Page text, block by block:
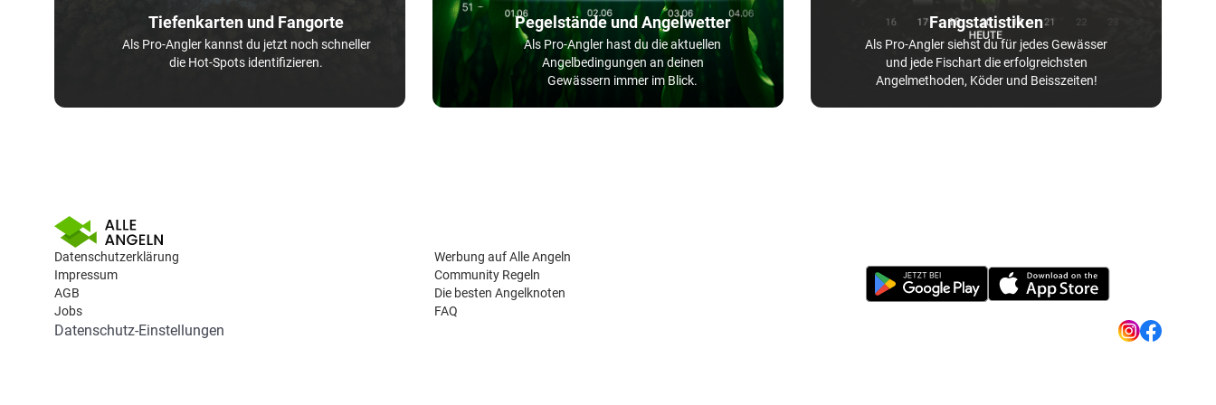
Tiefenkarten und Fangorte
Als Pro-Angler kannst du jetzt noch schneller
die Hot-Spots identifizieren.
Pegelstände und Angelwetter
Als Pro-Angler hast du die aktuellen
Angelbedingungen an deinen
Gewässern immer im Blick.
Fangstatistiken
Als Pro-Angler siehst du für jedes Gewässer
und jede Fischart die erfolgreichsten
Angelmethoden, Köder und Beisszeiten!
Datenschutzerklärung
Impressum
AGB
Jobs
Werbung auf Alle Angeln
Community Regeln
Die besten Angelknoten
FAQ
Datenschutz-Einstellungen